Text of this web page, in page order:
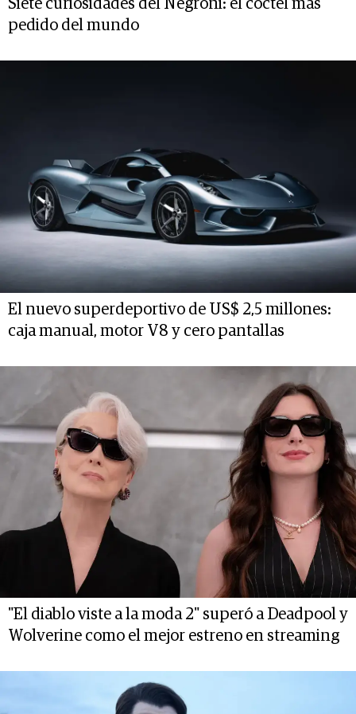
Siete curiosidades del Negroni: el cóctel más
pedido del mundo
El nuevo superdeportivo de US$ 2,5 millones:
caja manual, motor V8 y cero pantallas
"El diablo viste a la moda 2" superó a Deadpool y
Wolverine como el mejor estreno en streaming